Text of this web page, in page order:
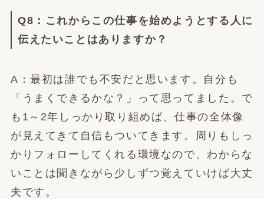
Q8：これからこの仕事を始めようとする人に
伝えたいことはありますか？
A：最初は誰でも不安だと思います。自分も
「うまくできるかな？」って思ってました。で
も1～2年しっかり取り組めば、仕事の全体像
が見えてきて自信もついてきます。周りもしっ
かりフォローしてくれる環境なので、わからな
いことは聞きながら少しずつ覚えていけば大丈
夫です。